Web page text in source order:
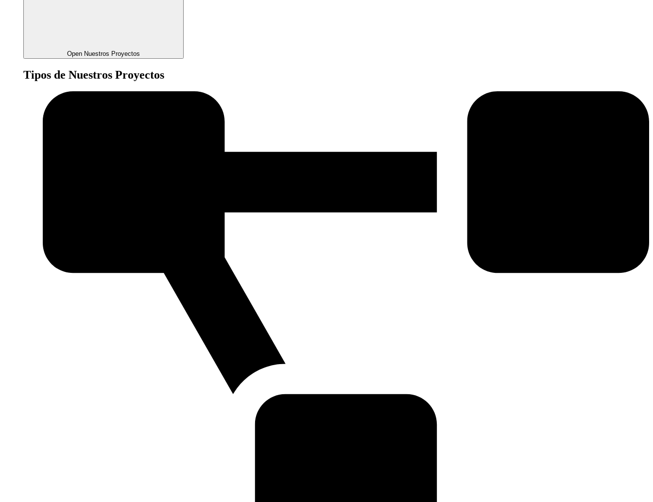
Open Nuestros Proyectos
Tipos de Nuestros Proyectos